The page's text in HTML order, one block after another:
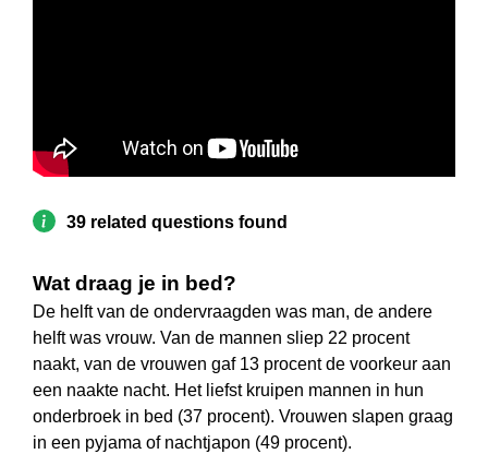
39 related questions found
Wat draag je in bed?
De helft van de ondervraagden was man, de andere
helft was vrouw. Van de mannen sliep 22 procent
naakt, van de vrouwen gaf 13 procent de voorkeur aan
een naakte nacht. Het liefst kruipen mannen in hun
onderbroek in bed (37 procent). Vrouwen slapen graag
in een pyjama of nachtjapon (49 procent).